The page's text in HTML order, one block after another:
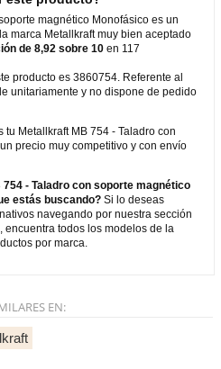
magnético Monofásico es un
marca Metallkraft muy bien aceptado
de 8,92 sobre 10 en 117
producto es 3860754. Referente al
unitariamente y no dispone de pedido
tu Metallkraft MB 754 - Taladro con
precio muy competitivo y con envío
- Taladro con soporte magnético
estás buscando? Si lo deseas
navegando por nuestra sección
encuentra todos los modelos de la
por marca.
EN: